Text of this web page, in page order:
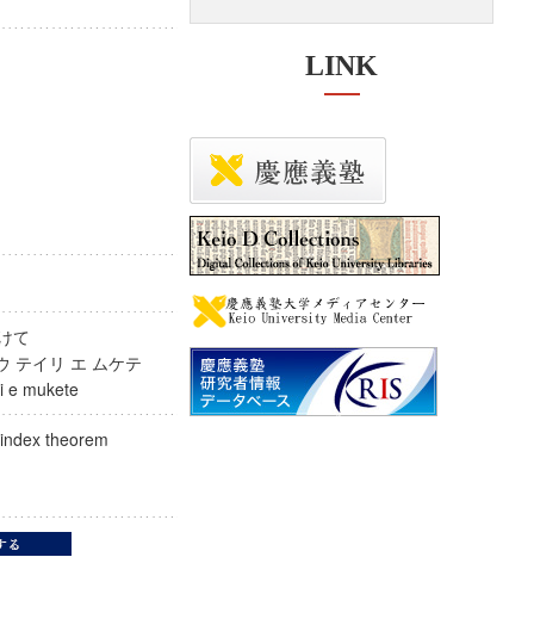
けて
テイリ エ ムケテ
e mukete
index theorem
LINK